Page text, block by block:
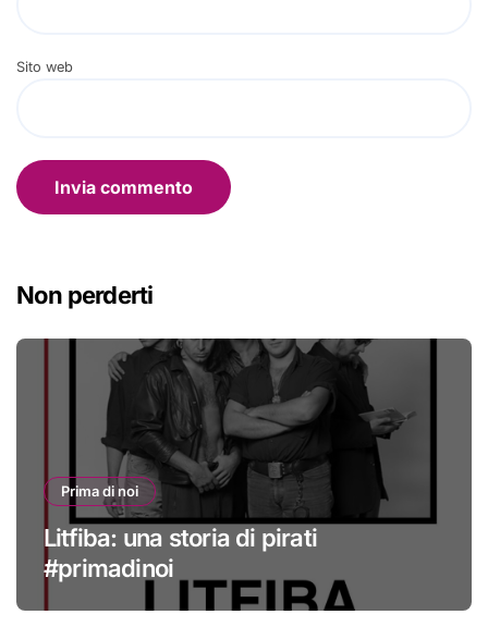
Sito web
Non perderti
Prima di noi
Litfiba: una storia di pirati
#primadinoi